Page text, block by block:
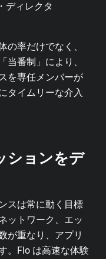
ディレクタ
の率だけでなく、
当番制」により、
を専任メンバーが
タイムリーな介入
ションをデ
スは常に動く目標
ットワーク、エッ
が重なり、アプリ
。Flo は高速な体験